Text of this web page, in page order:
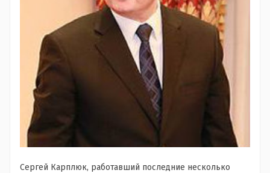
Сергей Карплюк, работавший последние несколько